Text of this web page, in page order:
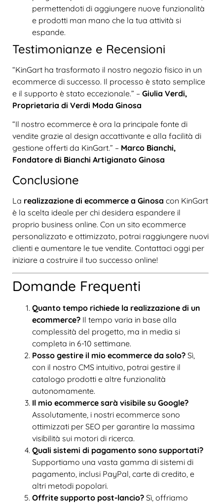
permettendoti di aggiungere nuove funzionalità
e prodotti man mano che la tua attività si
espande.
Testimonianze e Recensioni
“KinGart ha trasformato il nostro negozio fisico in un
ecommerce di successo. Il processo è stato semplice
e il supporto è stato eccezionale.” – Giulia Verdi,
Proprietaria di Verdi Moda Ginosa
“Il nostro ecommerce è ora la principale fonte di
vendite grazie al design accattivante e alla facilità di
gestione offerti da KinGart.” – Marco Bianchi,
Fondatore di Bianchi Artigianato Ginosa
Conclusione
La realizzazione di ecommerce a Ginosa con KinGart
è la scelta ideale per chi desidera espandere il
proprio business online. Con un sito ecommerce
personalizzato e ottimizzato, potrai raggiungere nuovi
clienti e aumentare le tue vendite. Contattaci oggi per
iniziare a costruire il tuo successo online!
Domande Frequenti
Quanto tempo richiede la realizzazione di un
ecommerce? Il tempo varia in base alla
complessità del progetto, ma in media si
completa in 6-10 settimane.
Posso gestire il mio ecommerce da solo? Sì,
con il nostro CMS intuitivo, potrai gestire il
catalogo prodotti e altre funzionalità
autonomamente.
Il mio ecommerce sarà visibile su Google?
Assolutamente, i nostri ecommerce sono
ottimizzati per SEO per garantire la massima
visibilità sui motori di ricerca.
Quali sistemi di pagamento sono supportati?
Supportiamo una vasta gamma di sistemi di
pagamento, inclusi PayPal, carte di credito, e
altri metodi popolari.
Offrite supporto post-lancio? Sì, offriamo